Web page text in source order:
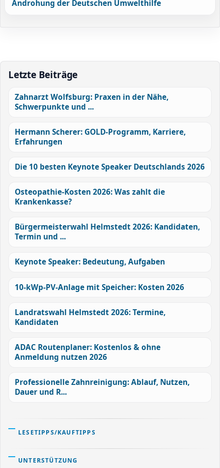
Androhung der Deutschen Umwelthilfe
Letzte Beiträge
Zahnarzt Wolfsburg: Praxen in der Nähe,
Schwerpunkte und ...
Hermann Scherer: GOLD-Programm, Karriere,
Erfahrungen
Die 10 besten Keynote Speaker Deutschlands 2026
Osteopathie-Kosten 2026: Was zahlt die
Krankenkasse?
Bürgermeisterwahl Helmstedt 2026: Kandidaten,
Termin und ...
Keynote Speaker: Bedeutung, Aufgaben
10-kWp-PV-Anlage mit Speicher: Kosten 2026
Landratswahl Helmstedt 2026: Termine,
Kandidaten
ADAC Routenplaner: Kostenlos & ohne
Anmeldung nutzen 2026
Professionelle Zahnreinigung: Ablauf, Nutzen,
Dauer und R...
LESETIPPS/KAUFTIPPS
UNTERSTÜTZUNG